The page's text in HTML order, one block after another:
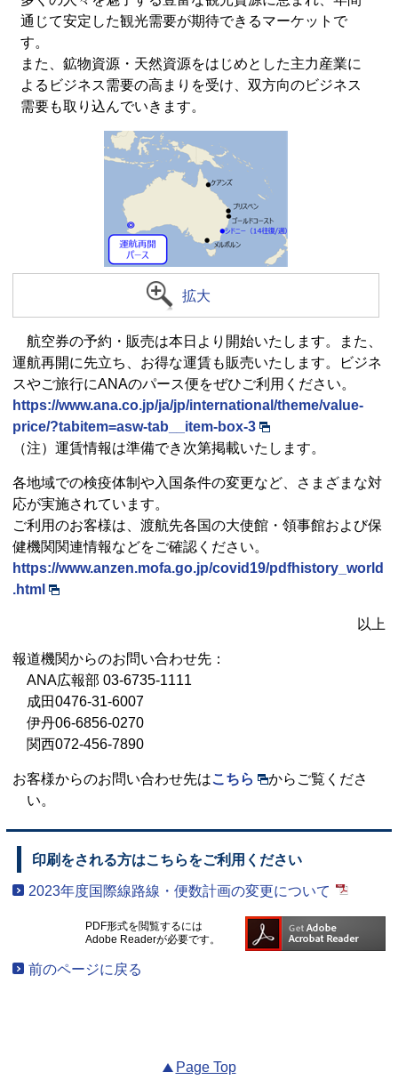
通じて安定した観光需要が期待できるマーケットで
す。
また、鉱物資源・天然資源をはじめとした主力産業に
よるビジネス需要の高まりを受け、双方向のビジネス
需要も取り込んでいきます。
拡大
航空券の予約・販売は本日より開始いたします。また、
運航再開に先立ち、お得な運賃も販売いたします。ビジネ
スやご旅行にANAのパース便をぜひご利用ください。
https://www.ana.co.jp/ja/jp/international/theme/value-
price/?tabitem=asw-tab__item-box-3
（注）運賃情報は準備でき次第掲載いたします。
各地域での検疫体制や入国条件の変更など、さまざまな対
応が実施されています。
ご利用のお客様は、渡航先各国の大使館・領事館および保
健機関関連情報などをご確認ください。
https://www.anzen.mofa.go.jp/covid19/pdfhistory_world
.html
以上
報道機関からのお問い合わせ先：
ANA広報部 03-6735-1111
成田0476-31-6007
伊丹06-6856-0270
関西072-456-7890
お客様からのお問い合わせ先はこちら
からご覧くださ
い。
印刷をされる方はこちらをご利用ください
2023年度国際線路線・便数計画の変更について
PDF形式を閲覧するには
Adobe Readerが必要です。
前のページに戻る
Page Top